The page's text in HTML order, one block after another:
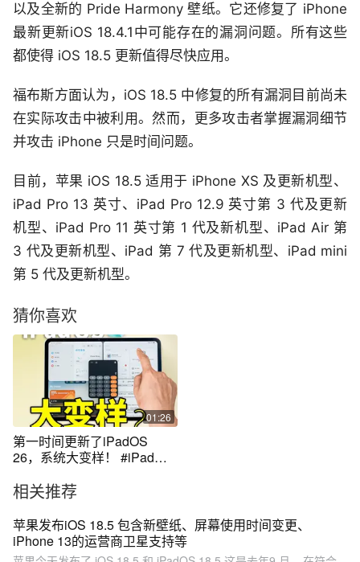
以及全新的 Pride Harmony 壁纸。它还修复了 iPhone
最新更新iOS 18.4.1中可能存在的漏洞问题。所有这些
都使得 iOS 18.5 更新值得尽快应用。
福布斯方面认为，iOS 18.5 中修复的所有漏洞目前尚未
在实际攻击中被利用。然而，更多攻击者掌握漏洞细节
并攻击 iPhone 只是时间问题。
目前，苹果 iOS 18.5 适用于 iPhone XS 及更新机型、
iPad Pro 13 英寸、iPad Pro 12.9 英寸第 3 代及更新
机型、iPad Pro 11 英寸第 1 代及新机型、iPad Air 第
3 代及更新机型、iPad 第 7 代及更新机型、iPad mini
第 5 代及更新机型。
猜你喜欢
01:26
第一时间更新了iPadOS
26，系统大变样！ #iPad
相关推荐
苹果发布iOS 18.5 包含新壁纸、屏幕使用时间变更、
iPhone 13的运营商卫星支持等